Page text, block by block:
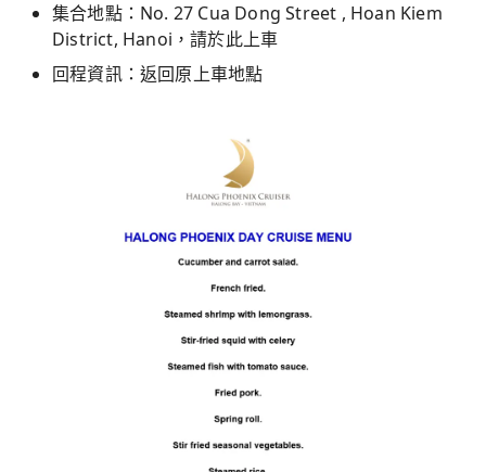
集合地點：No. 27 Cua Dong Street , Hoan Kiem
District, Hanoi，請於此上車
回程資訊：返回原上車地點